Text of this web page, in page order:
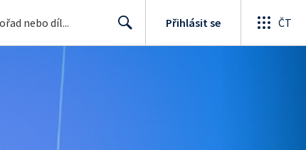
Přihlásit se ČT